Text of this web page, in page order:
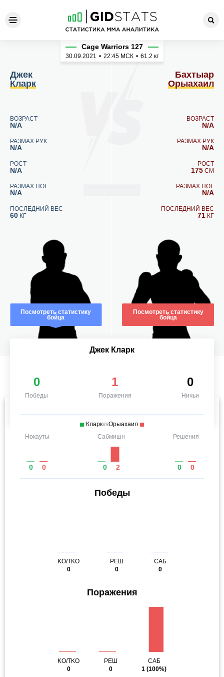
Джек Кларк - Бахтыар
Джек
Кларк
ВОЗРАСТ
N/A
РАЗМАХ РУК
N/A
РОСТ
N/A
РАЗМАХ НОГ
N/A
ПОСЛЕДНИЙ ВЕС
60 КГ
Посмотреть статистику
бойца
Cage Warriors 127
30.09.2021 • 22:45 МСК • 61.2 кг
Бахтыар
Орыахаил
ВОЗРАСТ
N/A
РАЗМАХ РУК
N/A
РОСТ
175 СМ
РАЗМАХ НОГ
N/A
ПОСЛЕДНИЙ ВЕС
71 КГ
Посмотреть статистику
бойца
Джек Кларк
0
Победы
1
Поражения
0
Ничьи
КларкvsОрыахаил
Нокауты
0 0
Сабмишн
0 2
Решения
0 0
Победы
KO/TKO
0
РЕШ
0
САБ
0
Поражения
KO/TKO
0
РЕШ
0
САБ
1 (100%)